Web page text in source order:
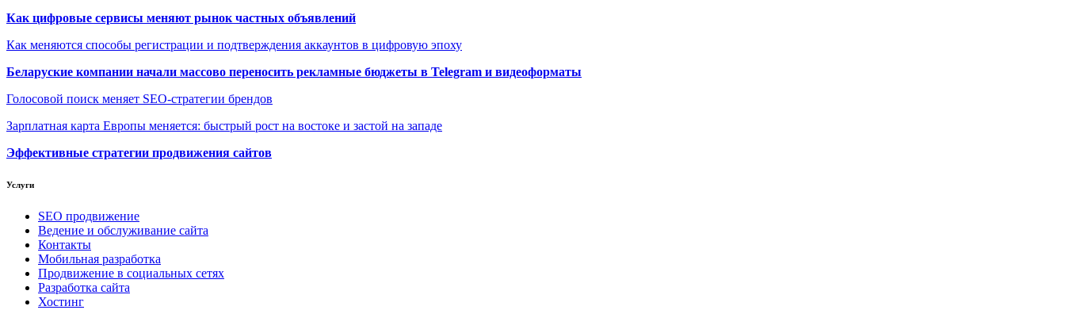
Как цифровые сервисы меняют рынок частных объявлений
Как меняются способы регистрации и подтверждения аккаунтов в цифровую эпоху
Беларуские компании начали массово переносить рекламные бюджеты в Telegram и видеоформаты
Голосовой поиск меняет SEO-стратегии брендов
Зарплатная карта Европы меняется: быстрый рост на востоке и застой на западе
Эффективные стратегии продвижения сайтов
Услуги
SEO продвижение
Ведение и обслуживание сайта
Контакты
Мобильная разработка
Продвижение в социальных сетях
Разработка сайта
Хостинг